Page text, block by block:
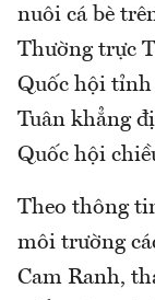
nuôi cá bè
Thường trực
Quốc hội tỉnh
Tuân khẳng
Quốc hội
Theo thông
môi trường
Cam Ranh,